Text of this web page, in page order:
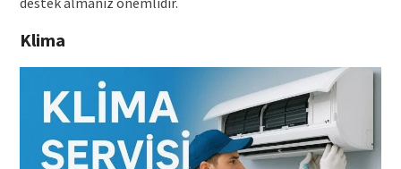
Klima